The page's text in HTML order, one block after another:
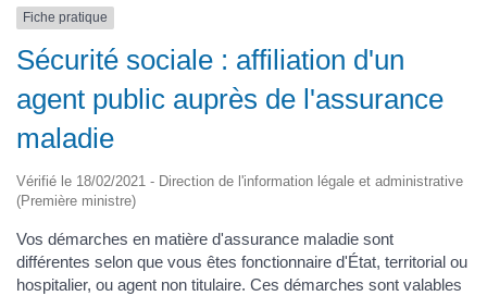
Fiche pratique
Sécurité sociale : affiliation d'un
agent public auprès de l'assurance
maladie
Vérifié le 18/02/2021 - Direction de l'information légale et administrative
(Première ministre)
Vos démarches en matière d'assurance maladie sont
différentes selon que vous êtes fonctionnaire d'État, territorial ou
hospitalier, ou agent non titulaire. Ces démarches sont valables